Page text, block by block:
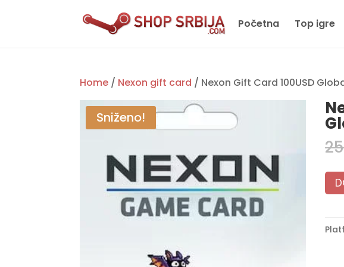
Početna Top igre
Home / Nexon gift card / Nexon Gift Card 100USD
Sniženo!